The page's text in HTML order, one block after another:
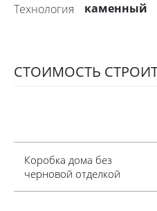
технология
каменный
СТОИМОСТЬ
коробка дома без
черновой отделкой